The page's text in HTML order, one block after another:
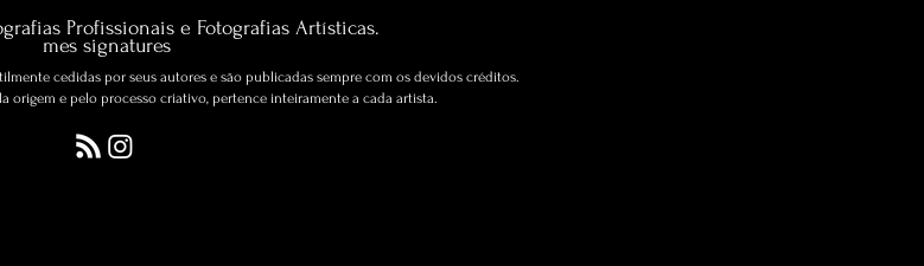
Profissionais e Fotografias Artísticas.
cedidas por seus autores e são publicadas sempre com os devidos créditos.
origem e pelo processo criativo, pertence inteiramente a cada artista.
mes signatures